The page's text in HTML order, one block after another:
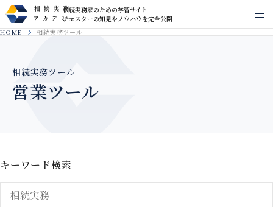
相続実務家のための学習サイト
チェスターの知見やノウハウを完全公開
メ
HOME 相続実務ツール
相続実務ツール
営業ツール
キーワード検索